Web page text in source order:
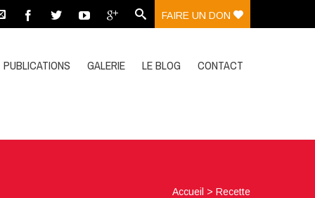
FAIRE UN DON
PUBLICATIONS GALERIE LE BLOG CONTACT
Accueil >Recette